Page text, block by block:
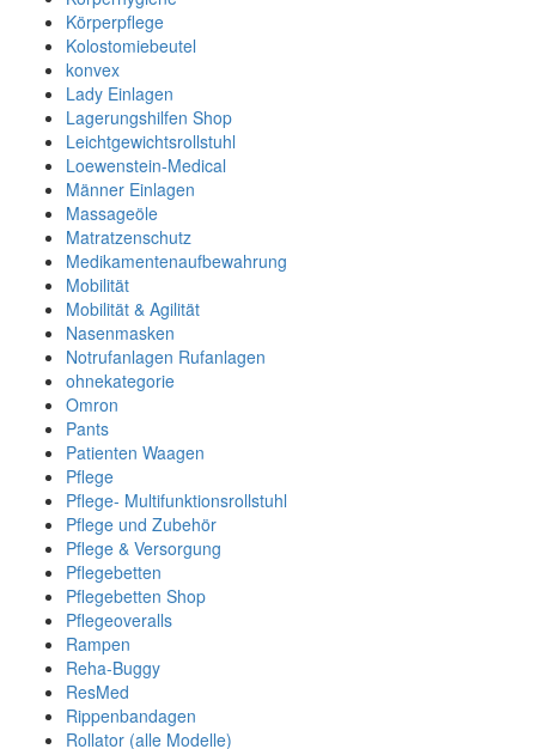
Körperpflege
Kolostomiebeutel
konvex
Lady Einlagen
Lagerungshilfen Shop
Leichtgewichtsrollstuhl
Loewenstein-Medical
Männer Einlagen
Massageöle
Matratzenschutz
Medikamentenaufbewahrung
Mobilität
Mobilität & Agilität
Nasenmasken
Notrufanlagen Rufanlagen
ohnekategorie
Omron
Pants
Patienten Waagen
Pflege
Pflege- Multifunktionsrollstuhl
Pflege und Zubehör
Pflege & Versorgung
Pflegebetten
Pflegebetten Shop
Pflegeoveralls
Rampen
Reha-Buggy
ResMed
Rippenbandagen
Rollator (alle Modelle)